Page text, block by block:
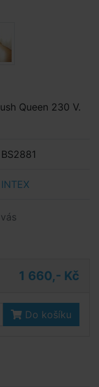
Queen 230 V.
BS2881
INTEX
1 660,- Kč
Do košíku